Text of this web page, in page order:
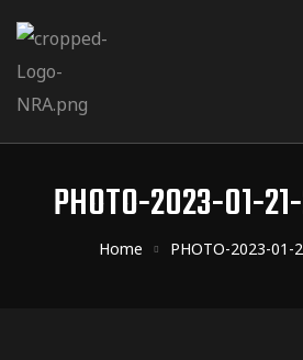
PHOTO-2023-01-
Home PHOTO-2023-01-